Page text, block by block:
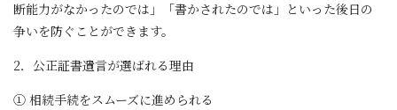
断能力がなかったのでは」「書かされたのでは」といった後日の
争いを防ぐことができます。
2．公正証書遺言が選ばれる理由
① 相続手続をスムーズに進められる